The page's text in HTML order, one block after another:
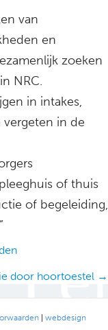
van
en
zoeken
NRC.
in intakes,
in de
of thuis
of begeleiding,
door hoortoestel →
| webdesign